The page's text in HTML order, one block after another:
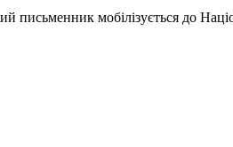
письменник мобілізується до